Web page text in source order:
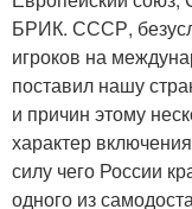
БРИК. СССР,
игроков на
поставил нашу
и причин этому
характер
силу чего России
одного из